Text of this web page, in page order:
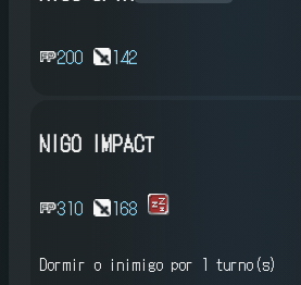
200 142
NIGO IMPACT
310 168
Dormir o inimigo por 1 turno(s)